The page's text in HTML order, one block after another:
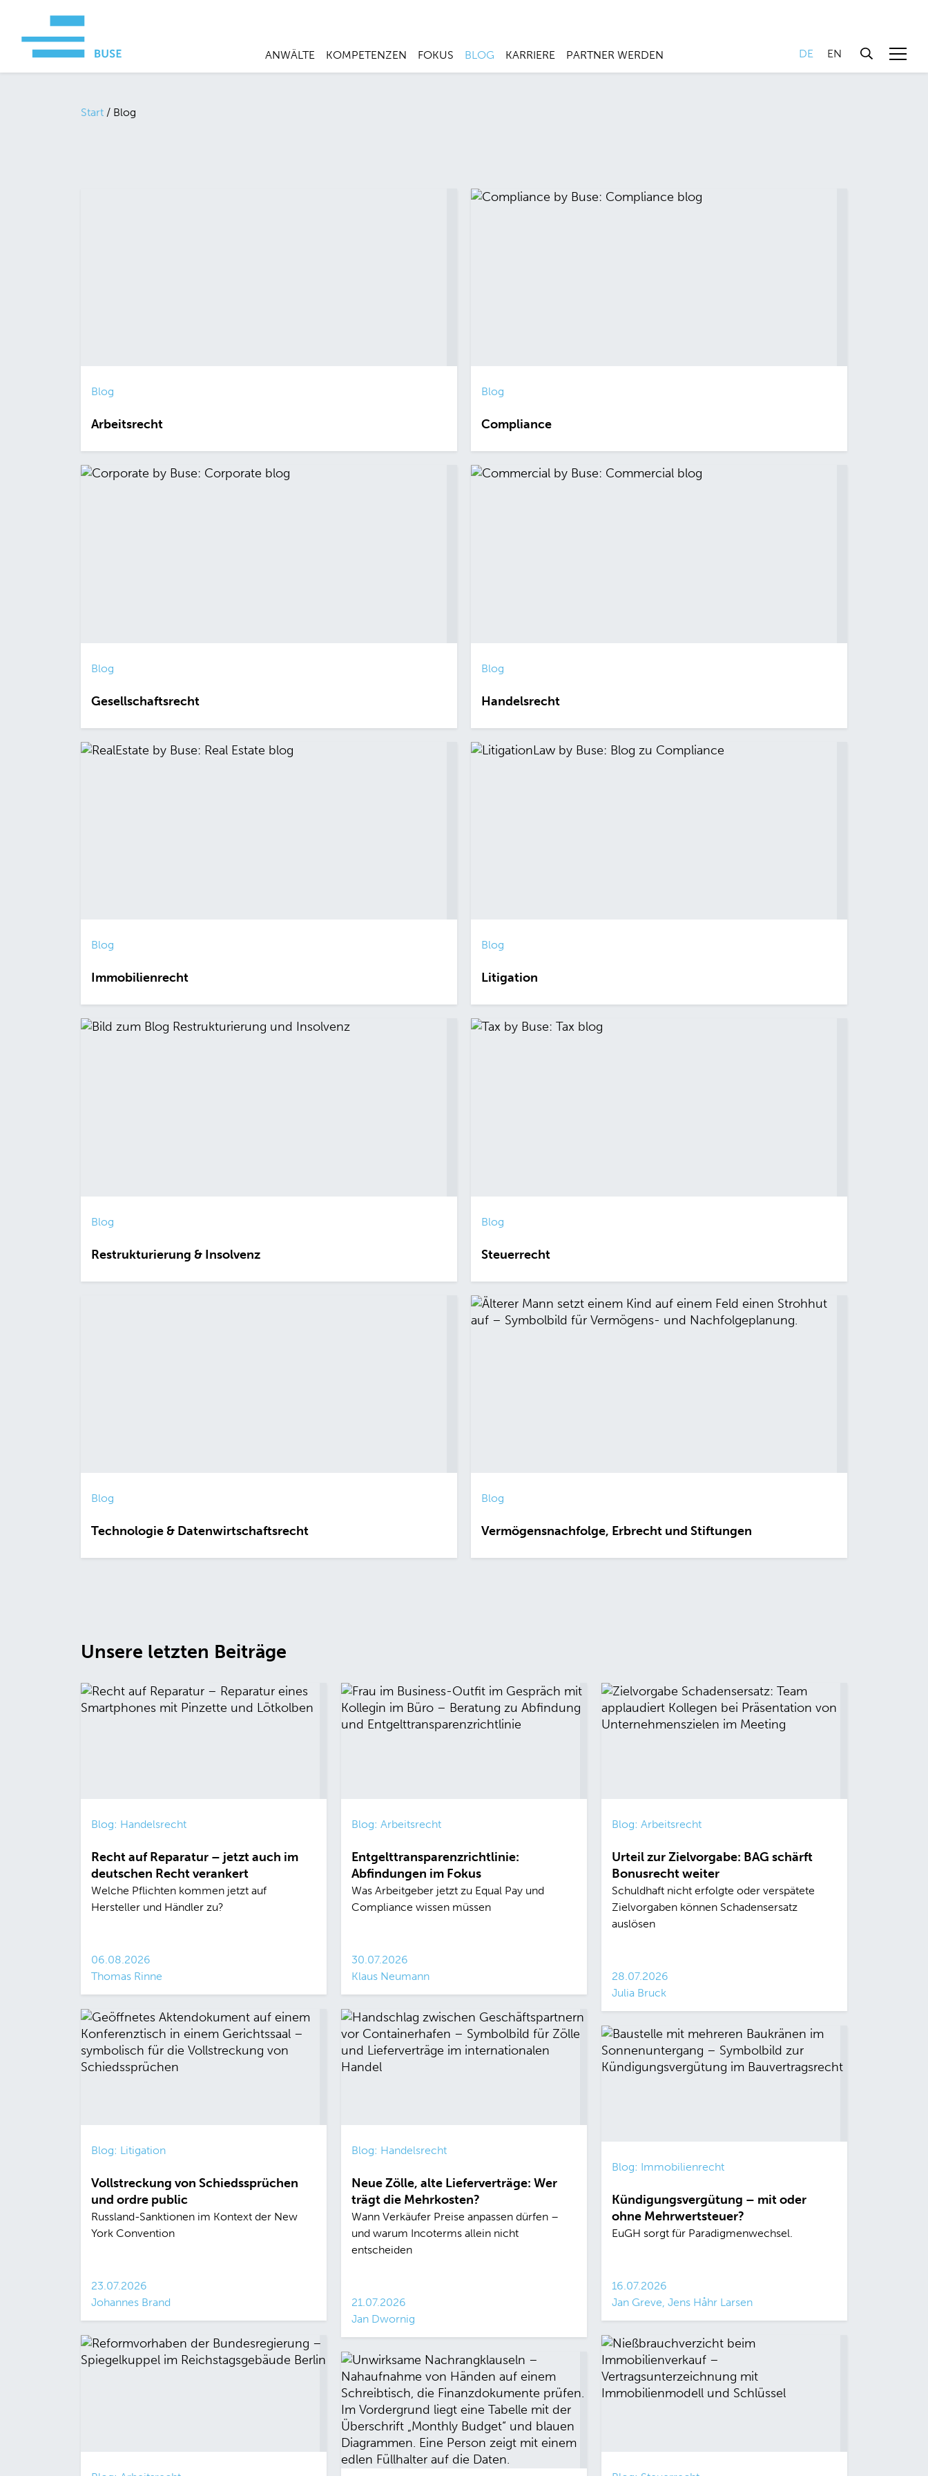
ANWÄLTE KOMPETENZEN FOKUS BLOG KARRIERE PARTNER WERDEN DE EN
Start / Blog
Blog
Arbeitsrecht
Blog
Compliance
Blog
Gesellschaftsrecht
Blog
Handelsrecht
Blog
Immobilienrecht
Blog
Litigation
Blog
Restrukturierung & Insolvenz
Blog
Steuerrecht
Blog
Technologie & Datenwirtschaftsrecht
Blog
Vermögensnachfolge, Erbrecht und Stiftungen
Unsere letzten Beiträge
Blog: Handelsrecht
Recht auf Reparatur – jetzt auch im
deutschen Recht verankert
Welche Pflichten kommen jetzt auf
Hersteller und Händler zu?
06.08.2026
Thomas Rinne
Blog: Arbeitsrecht
Entgelttransparenzrichtlinie:
Abfindungen im Fokus
Was Arbeitgeber jetzt zu Equal Pay und
Compliance wissen müssen
30.07.2026
Klaus Neumann
Blog: Arbeitsrecht
Urteil zur Zielvorgabe: BAG schärft
Bonusrecht weiter
Schuldhaft nicht erfolgte oder verspätete
Zielvorgaben können Schadensersatz
auslösen
28.07.2026
Julia Bruck
Blog: Litigation
Vollstreckung von Schiedssprüchen
und ordre public
Russland-Sanktionen im Kontext der New
York Convention
23.07.2026
Johannes Brand
Blog: Handelsrecht
Neue Zölle, alte Lieferverträge: Wer
trägt die Mehrkosten?
Wann Verkäufer Preise anpassen dürfen –
und warum Incoterms allein nicht
entscheiden
21.07.2026
Jan Dwornig
Blog: Immobilienrecht
Kündigungsvergütung – mit oder
ohne Mehrwertsteuer?
EuGH sorgt für Paradigmenwechsel.
16.07.2026
Jan Greve, Jens Håhr Larsen